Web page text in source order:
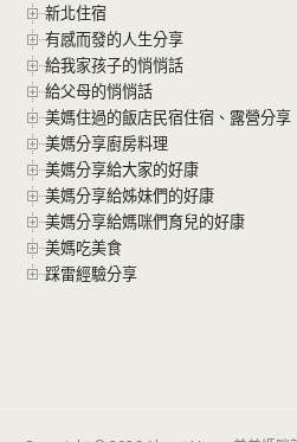
新北住宿
有感而發的人生分享
給我家孩子的悄悄話
給父母的悄悄話
美媽住過的飯店民宿住宿、露營分享
美媽分享廚房料理
美媽分享給大家的好康
美媽分享給姊妹們的好康
美媽分享給媽咪們育兒的好康
美媽吃美食
踩雷經驗分享